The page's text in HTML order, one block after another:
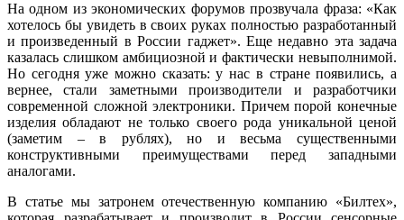
На одном из экономических форумов прозвучала фраза: «Как
хотелось бы увидеть в своих руках полностью разработанный
и произ­веденный в России гаджет». Еще недавно эта задача
казалась слишком амбициозной и фактически невыполнимой.
Но сегодня уже можно сказать: у нас в стране появились, а
вернее, стали заметными производители и разработчики
современной сложной электроники. Причем порой конечные
изделия обладают не только своего рода уникальной ценой
(заметим – в рублях), но и весьма существенными
конструктивными преимуществами перед западными
аналогами.
В статье мы затронем отечественную компанию «Билтех»,